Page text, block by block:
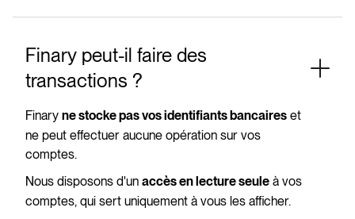
Finary peut-il faire des
transactions ?
Finary ne stocke pas vos identifiants bancaires et
ne peut effectuer aucune opération sur vos
comptes.
Nous disposons d'un accès en lecture seule à vos
comptes, qui sert uniquement à vous les afficher.